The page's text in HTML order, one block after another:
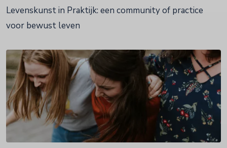
Levenskunst in Praktijk: een community of practice
voor bewust leven